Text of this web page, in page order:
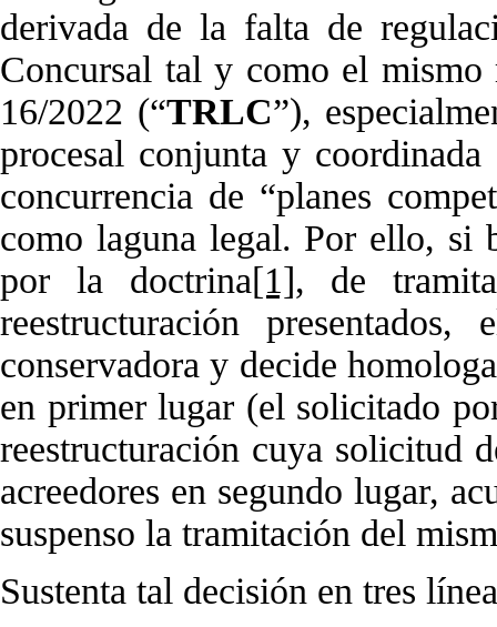
derivada de la falta de
Concursal tal y como el
16/2022 (“TRLC”),
procesal conjunta y
concurrencia de “planes
como laguna legal. Por ello, si
por la doctrina[1], de
reestructuración
conservadora y decide
en primer lugar (el solicitado
reestructuración cuya solicitud
acreedores en segundo lugar,
suspenso la tramitación del
Sustenta tal decisión en tres